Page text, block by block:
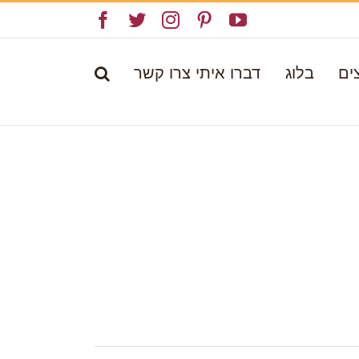
YouTube
Pinterest
Instagram
Twitter
בלוג דברו איתי צרו קשר